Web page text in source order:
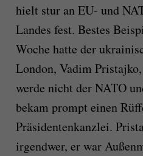
hielt stur an EU- und
Landes fest. Bestes
Woche hatte der
London, Vadim
werde nicht der NATO
bekam prompt einen
Präsidentenkanzlei.
irgendwer, er war